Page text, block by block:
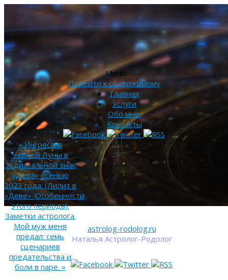
astrolog-rodolog.ru
Наталья Астролог-Родолог
Меню
Перейти к содержимому
Главная
Услуги
Обо мне.
Контакты
«Ингрессия
Черной Луны в
Зодиакальной знак
«Дева» осенью
2023 года. (Лилит в
«Деве». Особенности
этого периода).
Заметки астролога.
Мой муж меня
предал: семь
сценариев
предательства и
боли в паре. »